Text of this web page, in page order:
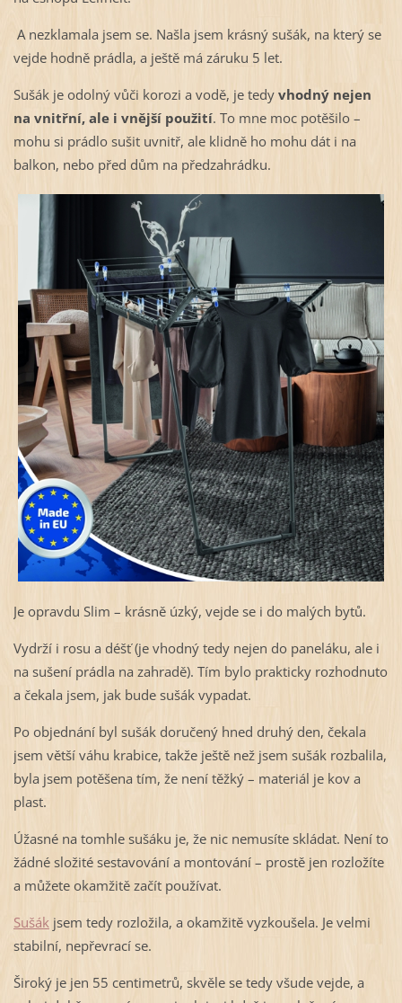
A nezklamala jsem se. Našla jsem krásný sušák, na který se
vejde hodně prádla, a ještě má záruku 5 let.
Sušák je odolný vůči korozi a vodě, je tedy vhodný nejen
na vnitřní, ale i vnější použití. To mne moc potěšilo –
mohu si prádlo sušit uvnitř, ale klidně ho mohu dát i na
balkon, nebo před dům na předzahrádku.
Je opravdu Slim – krásně úzký, vejde se i do malých bytů.
Vydrží i rosu a déšť (je vhodný tedy nejen do paneláku, ale i
na sušení prádla na zahradě). Tím bylo prakticky rozhodnuto
a čekala jsem, jak bude sušák vypadat.
Po objednání byl sušák doručený hned druhý den, čekala
jsem větší váhu krabice, takže ještě než jsem sušák rozbalila,
byla jsem potěšena tím, že není těžký – materiál je kov a
plast.
Úžasné na tomhle sušáku je, že nic nemusíte skládat. Není to
žádné složité sestavování a montování – prostě jen rozložíte
a můžete okamžitě začít používat.
Sušák jsem tedy rozložila, a okamžitě vyzkoušela. Je velmi
stabilní, nepřevrací se.
Široký je jen 55 centimetrů, skvěle se tedy všude vejde, a